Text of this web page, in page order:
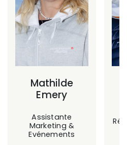
Mathilde
Emery
Assistante
Marketing &
Evénements